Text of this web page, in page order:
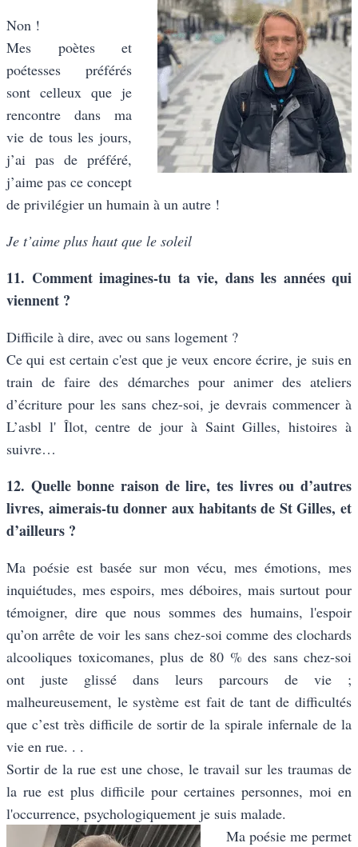
Non !
Mes poètes et
poétesses préférés
sont celleux que je
rencontre dans ma
vie de tous les jours,
j’ai pas de préféré,
j’aime pas ce concept
de privilégier un humain à un autre !
Je t’aime plus haut que le soleil
11. Comment imagines-tu ta vie, dans les années qui
viennent ?
Difficile à dire, avec ou sans logement ?
Ce qui est certain c'est que je veux encore écrire, je suis en
train de faire des démarches pour animer des ateliers
d’écriture pour les sans chez-soi, je devrais commencer à
L’asbl l' Îlot, centre de jour à Saint Gilles, histoires à
suivre…
12. Quelle bonne raison de lire, tes livres ou d’autres
livres, aimerais-tu donner aux habitants de St Gilles, et
d’ailleurs ?
Ma poésie est basée sur mon vécu, mes émotions, mes
inquiétudes, mes espoirs, mes déboires, mais surtout pour
témoigner, dire que nous sommes des humains, l'espoir
qu’on arrête de voir les sans chez-soi comme des clochards
alcooliques toxicomanes, plus de 80 % des sans chez-soi
ont juste glissé dans leurs parcours de vie ;
malheureusement, le système est fait de tant de difficultés
que c’est très difficile de sortir de la spirale infernale de la
vie en rue. . .
Sortir de la rue est une chose, le travail sur les traumas de
la rue est plus difficile pour certaines personnes, moi en
l'occurrence, psychologiquement je suis malade.
Ma poésie me permet